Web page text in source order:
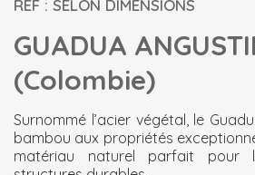
RÉF : SELON DIMENSIONS
GUADUA
(Colombie)
Surnommé l’acier végétal, le
bambou aux propriétés
matériau naturel parfait pour